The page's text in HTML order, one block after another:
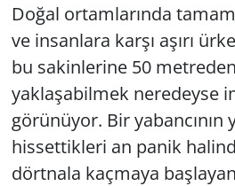
Doğal ortamlarında
ve insanlara karşı aşırı
bu sakinlerine 50
yaklaşabilmek neredeyse
görünüyor. Bir yabancının
hissettikleri an panik
dörtnala kaçmaya